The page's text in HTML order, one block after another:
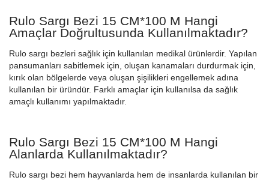
Rulo Sargı Bezi 15 CM*100 M Hangi
Amaçlar Doğrultusunda Kullanılmaktadır?
Rulo sargı bezleri sağlık için kullanılan medikal ürünlerdir. Yapılan
pansumanları sabitlemek için, oluşan kanamaları durdurmak için,
kırık olan bölgelerde veya oluşan şişilikleri engellemek adına
kullanılan bir üründür. Farklı amaçlar için kullanılsa da sağlık
amaçlı kullanımı yapılmaktadır.
Rulo Sargı Bezi 15 CM*100 M Hangi
Alanlarda Kullanılmaktadır?
Rulo sargı bezi hem hayvanlarda hem de insanlarda kullanılan bir